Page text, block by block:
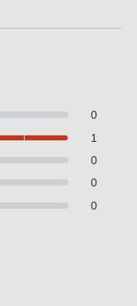
0
1
0
0
0